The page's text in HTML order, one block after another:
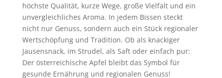
höchste Qualität, kurze Wege, große Vielfalt und ein
unvergleichliches Aroma. In jedem Bissen steckt
nicht nur Genuss, sondern auch ein Stück regionaler
Wertschöpfung und Tradition. Ob als knackiger
Jausensnack, im Strudel, als Saft oder einfach pur:
Der österreichische Apfel bleibt das Symbol für
gesunde Ernährung und regionalen Genuss!